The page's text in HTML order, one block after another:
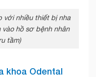
với nhiều thiết bị nha
hồ sơ bệnh nhân
tầm)
khoa Odental